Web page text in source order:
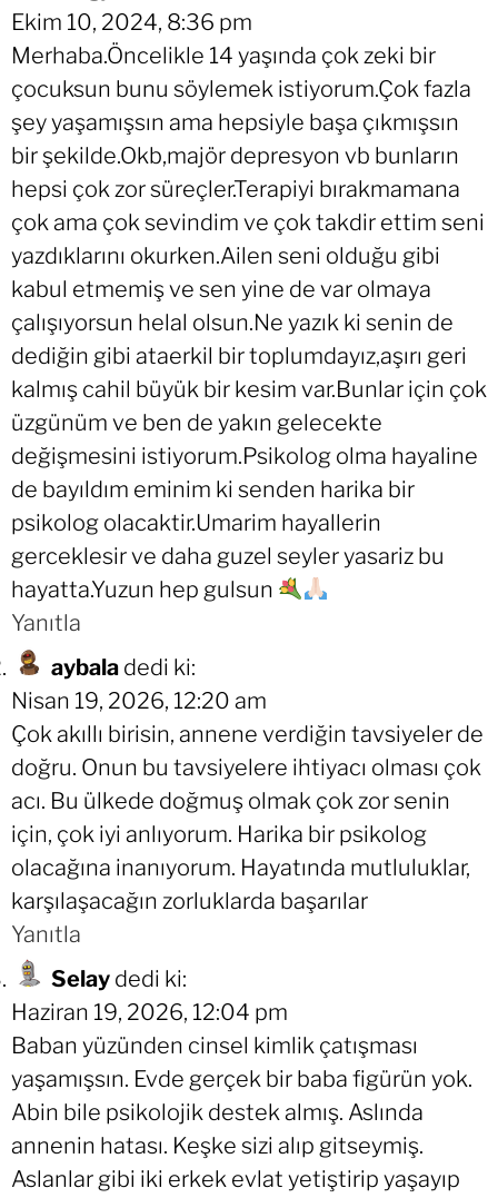
Ekim 10, 2024, 8:36 pm
Merhaba.Öncelikle 14 yaşında çok zeki bir
çocuksun bunu söylemek istiyorum.Çok fazla
şey yaşamışsın ama hepsiyle başa çıkmışsın
bir şekilde.Okb,majör depresyon vb bunların
hepsi çok zor süreçler.Terapiyi bırakmamana
çok ama çok sevindim ve çok takdir ettim seni
yazdıklarını okurken.Ailen seni olduğu gibi
kabul etmemiş ve sen yine de var olmaya
çalışıyorsun helal olsun.Ne yazık ki senin de
dediğin gibi ataerkil bir toplumdayız,aşırı geri
kalmış cahil büyük bir kesim var.Bunlar için çok
üzgünüm ve ben de yakın gelecekte
değişmesini istiyorum.Psikolog olma hayaline
de bayıldım eminim ki senden harika bir
psikolog olacaktir.Umarim hayallerin
gerceklesir ve daha guzel seyler yasariz bu
hayatta.Yuzun hep gulsun
Yanıtla
aybala dedi ki:
Nisan 19, 2026, 12:20 am
Çok akıllı birisin, annene verdiğin tavsiyeler de
doğru. Onun bu tavsiyelere ihtiyacı olması çok
acı. Bu ülkede doğmuş olmak çok zor senin
için, çok iyi anlıyorum. Harika bir psikolog
olacağına inanıyorum. Hayatında mutluluklar,
karşılaşacağın zorluklarda başarılar
Yanıtla
Selay dedi ki:
Haziran 19, 2026, 12:04 pm
Baban yüzünden cinsel kimlik çatışması
yaşamışsın. Evde gerçek bir baba figürün yok.
Abin bile psikolojik destek almış. Aslında
annenin hatası. Keşke sizi alıp gitseymiş.
Aslanlar gibi iki erkek evlat yetiştirip yaşayıp